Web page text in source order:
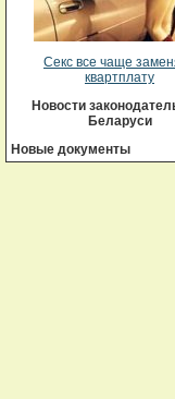
Секс все чаще
квартплату
Новости
Беларуси
Новые документы